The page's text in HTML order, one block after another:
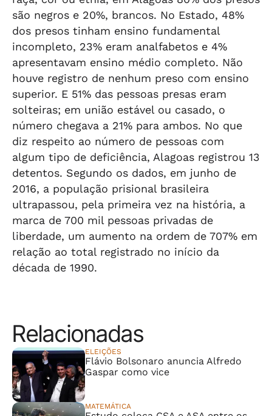
são negros e 20%, brancos. No Estado, 48%
dos presos tinham ensino fundamental
incompleto, 23% eram analfabetos e 4%
apresentavam ensino médio completo. Não
houve registro de nenhum preso com ensino
superior. E 51% das pessoas presas eram
solteiras; em união estável ou casado, o
número chegava a 21% para ambos. No que
diz respeito ao número de pessoas com
algum tipo de deficiência, Alagoas registrou 13
detentos. Segundo os dados, em junho de
2016, a população prisional brasileira
ultrapassou, pela primeira vez na história, a
marca de 700 mil pessoas privadas de
liberdade, um aumento na ordem de 707% em
relação ao total registrado no início da
década de 1990.
Relacionadas
ELEIÇÕES
Flávio Bolsonaro anuncia Alfredo
Gaspar como vice
MATEMÁTICA